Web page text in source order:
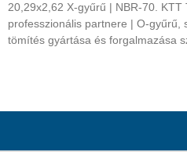
20,29x2,62 X-gyűrű | NBR-70.
professzionális partnere | O-gyűrű,
tömítés gyártása és forgalmazása